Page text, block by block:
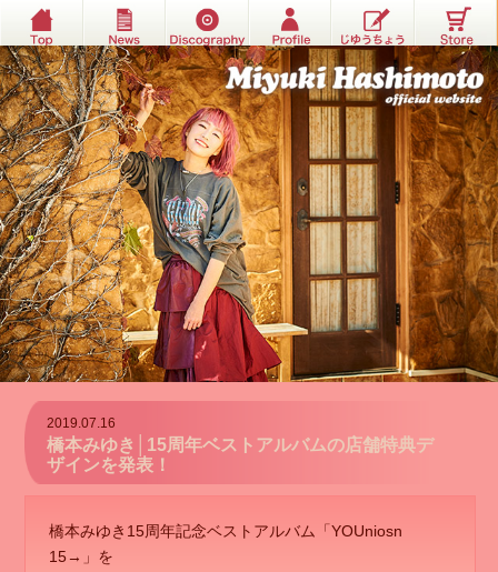
2019.07.16
橋本みゆき│15周年ベストアルバムの店舗特典デ
ザインを発表！
橋本みゆき15周年記念ベストアルバム「YOUniosn
15→」を